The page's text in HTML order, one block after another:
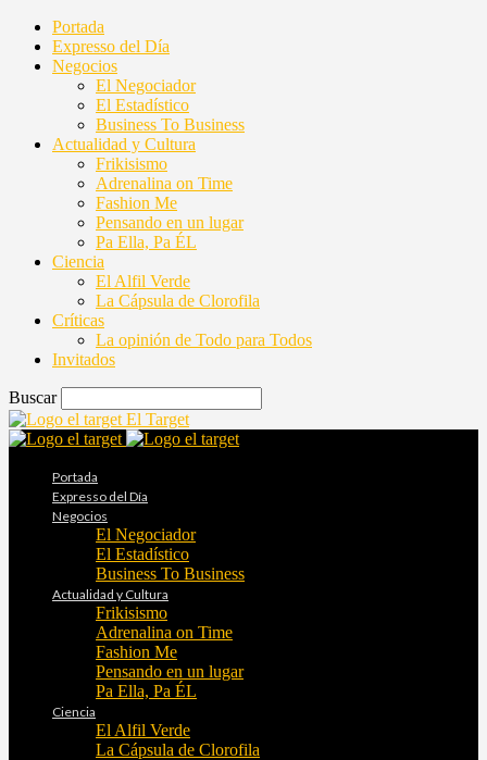
Portada
Expresso del Día
Negocios
El Negociador
El Estadístico
Business To Business
Actualidad y Cultura
Frikisismo
Adrenalina on Time
Fashion Me
Pensando en un lugar
Pa Ella, Pa ÉL
Ciencia
El Alfil Verde
La Cápsula de Clorofila
Críticas
La opinión de Todo para Todos
Invitados
Buscar
El Target
Portada
Expresso del Día
Negocios
El Negociador
El Estadístico
Business To Business
Actualidad y Cultura
Frikisismo
Adrenalina on Time
Fashion Me
Pensando en un lugar
Pa Ella, Pa ÉL
Ciencia
El Alfil Verde
La Cápsula de Clorofila